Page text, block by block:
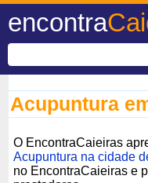
encontra
Acupuntura
O EncontraCaieiras
Acupuntura na cidade
no EncontraCaieiras e